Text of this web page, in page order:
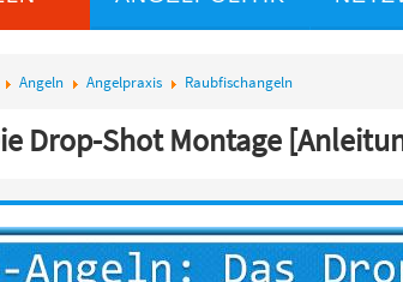
Angeln Angelpraxis Raubfischangeln
Drop-Shot Montage